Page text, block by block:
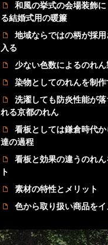
和風の挙式の会場装飾に
る結婚式用の暖簾
地域ならではの柄が採
入る
少ない色数によるのれん
染物としてのれんを制
洗濯しても防炎性能が
れる京都のれん
看板としては鎌倉時代
達の過程
看板と効果の違うのれ
ト
素材の特性とメリット
色から取り扱い商品を